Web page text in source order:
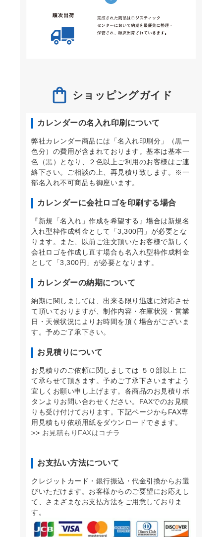
ショッピングガイド
カレンダーの名入れ印刷について
弊社カレンダー商品には「名入れ印刷分」（黒一
色分）の費用が含まれております。基本は基本一
色（黒）となり、２色以上ご利用のお客様はご連
絡下さい。ご相談の上、再見積り致します。※一
部名入れ不可商品も御座います。
カレンダーに会社ロゴを印刷する場合
『新規「名入れ」作成を希望する』場合は新規名
入れ型枠作成料金として「3,300円」が必要とな
ります。また、以前ご注文頂いたお客様で新しく
会社ロゴを作成し直す場合も名入れ型枠作成料金
として「3,300円」が必要となります。
カレンダーの納期について
納期に関しましては、出来る限り迅速に対応させ
て頂いておりますが、制作内容・在庫状況・営業
日・天候状況によりお時間を頂く場合がございま
す。予めご了承下さい。
お見積りについて
お見積りのご依頼に関しましては ５０部以上 に
て承らせて頂きます。予めご了承下さいますよう
宜しくお願い申し上げます。各商品のお見積りボ
タンよりお問い合わせください。FAXでのお見積
りも受け付けております。下記ページからFAX専
用見積もり依頼用紙をダウンロードできます。
>> お見積もりFAXはコチラ
お支払い方法について
クレジットカード・銀行振込・代金引換からお選
びいただけます。お客様からのご要望にお応えし
て、さまざまなお支払方法をご用意しておりま
す。